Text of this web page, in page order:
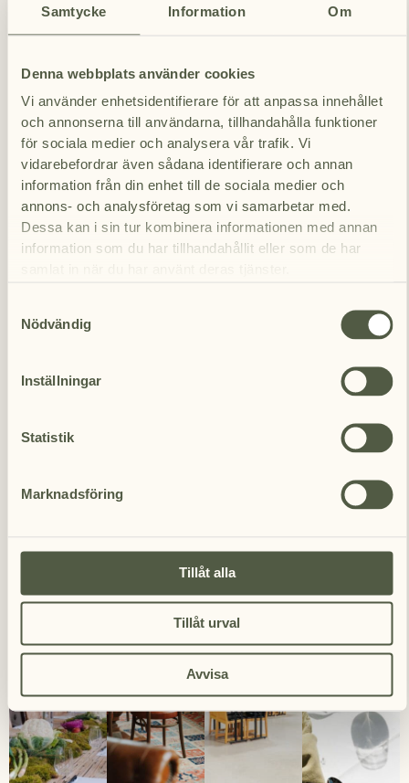
Samtycke Information Om
Denna webbplats använder cookies
Vi använder enhetsidentifierare för att anpassa innehållet
och annonserna till användarna, tillhandahålla funktioner
för sociala medier och analysera vår trafik. Vi
vidarebefordrar även sådana identifierare och annan
information från din enhet till de sociala medier och
annons- och analysföretag som vi samarbetar med.
Dessa kan i sin tur kombinera informationen med annan
information som du har tillhandahållit eller som de har
who may receive and
process your information.
Nödvändig
Inställningar
Statistik
Marknadsföring
Tillåt alla
Tillåt urval
Avvisa
Ladda ner
Ladda ner
Ladda ner
Ladda ner
Ladda ner
Ladda ner